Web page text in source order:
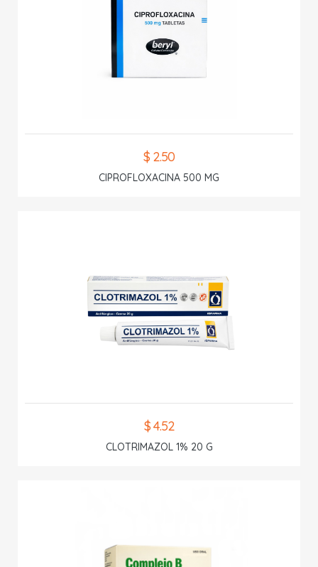
$ 2.50
CIPROFLOXACINA 500 MG
$ 4.52
CLOTRIMAZOL 1% 20 G